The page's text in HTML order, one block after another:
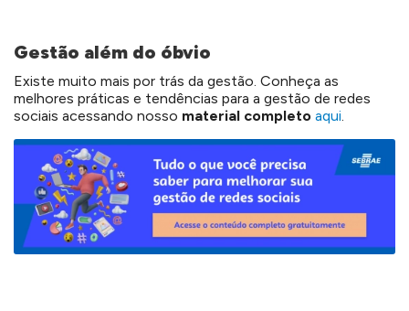
Gestão além do óbvio
Existe muito mais por trás da gestão. Conheça as
melhores práticas e tendências para a gestão de redes
sociais acessando nosso material completo aqui.